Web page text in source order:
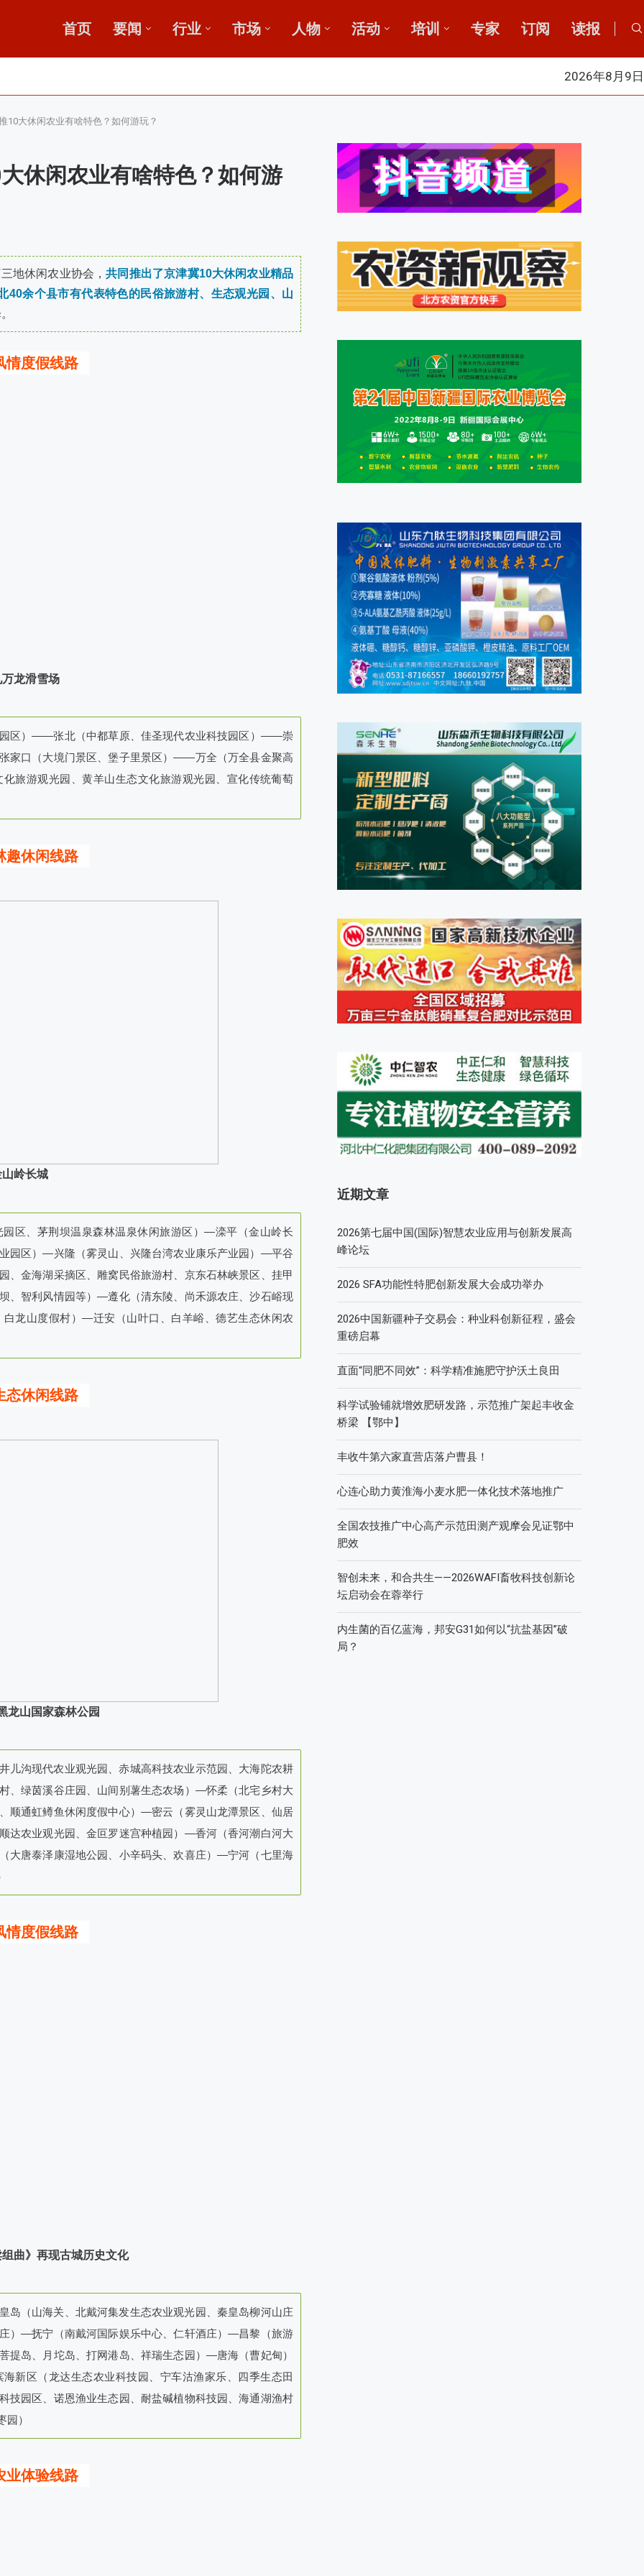
首页 要闻 行业 市场 人物 活动 培训 专家 订阅 读报
2026年8月9日
10大休闲农业有啥特色？如何游玩？
休闲农业有啥特色？如何游
地休闲农业协会，共同推出了京津冀10大休闲农业精品
40余个县市有代表特色的民俗旅游村、生态观光园、山
情度假线路
龙滑雪场
园区）——张北（中都草原、佳圣现代农业科技园区）——崇
家口（大境门景区、堡子里景区）——万全（万全县金聚高
旅游观光园、黄羊山生态文化旅游观光园、宣化传统葡萄
趣休闲线路
山岭长城
区、茅荆坝温泉森林温泉休闲旅游区）—滦平（金山岭长
园区）—兴隆（雾灵山、兴隆台湾农业康乐产业园）—平谷
、金海湖采摘区、雕窝民俗旅游村、京东石林峡景区、挂甲
、智利风情园等）—遵化（清东陵、尚禾源农庄、沙石峪现
龙山度假村）—迁安（山叶口、白羊峪、德艺生态休闲农
态休闲线路
龙山国家森林公园
儿沟现代农业观光园、赤城高科技农业示范园、大海陀农耕
、绿茵溪谷庄园、山间别薯生态农场）—怀柔（北宅乡村大
顺通虹鳟鱼休闲度假中心）—密云（雾灵山龙潭景区、仙居
达农业观光园、金叵罗迷宫种植园）—香河（香河潮白河大
大唐泰泽康湿地公园、小辛码头、欢喜庄）—宁河（七里海
情度假线路
曲》再现古城历史文化
（山海关、北戴河集发生态农业观光园、秦皇岛柳河山庄
）—抚宁（南戴河国际娱乐中心、仁轩酒庄）—昌黎（旅游
岛、月坨岛、打网港岛、祥瑞生态园）—唐海（曹妃甸）
新区（龙达生态农业科技园、宁车沽渔家乐、四季生态田
技园区、诺恩渔业生态园、耐盐碱植物科技园、海通湖渔村
）
业体验线路
近期文章
2026第七届中国(国际)智慧农业应用与创新发展高
峰论坛
2026 SFA功能性特肥创新发展大会成功举办
2026中国新疆种子交易会：种业科创新征程，盛会
重磅启幕
直面“同肥不同效”：科学精准施肥守护沃土良田
科学试验铺就增效肥研发路，示范推广架起丰收金
桥梁 【鄂中】
丰收牛第六家直营店落户曹县！
心连心助力黄淮海小麦水肥一体化技术落地推广
全国农技推广中心高产示范田测产观摩会见证鄂中
肥效
智创未来，和合共生——2026WAFI畜牧科技创新论
坛启动会在蓉举行
内生菌的百亿蓝海，邦安G31如何以“抗盐基因”破
局？